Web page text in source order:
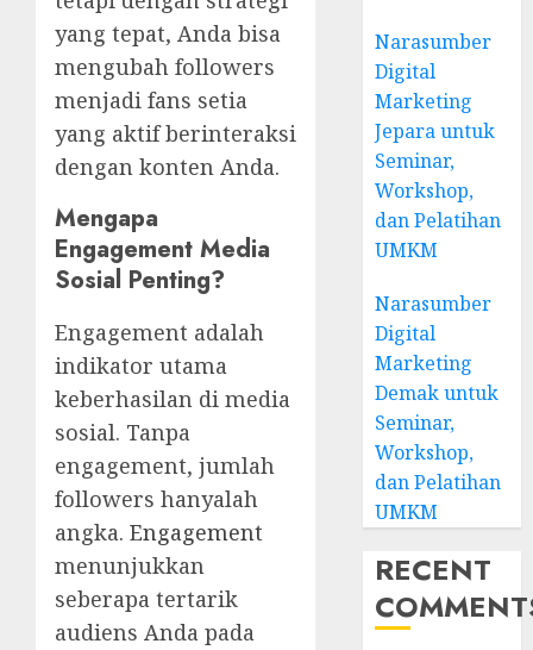
yang tepat, Anda bisa
mengubah followers
menjadi fans setia
yang aktif berinteraksi
dengan konten Anda.
Mengapa
Engagement Media
Sosial Penting?
Engagement adalah
indikator utama
keberhasilan di media
sosial. Tanpa
engagement, jumlah
followers hanyalah
angka. Engagement
menunjukkan
seberapa tertarik
audiens Anda pada
Narasumber
Digital
Marketing
Jepara untuk
Seminar,
Workshop,
dan Pelatihan
UMKM
Narasumber
Digital
Marketing
Demak untuk
Seminar,
Workshop,
dan Pelatihan
UMKM
RECENT